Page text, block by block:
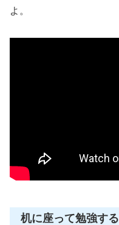
よ。
机に座って勉強する